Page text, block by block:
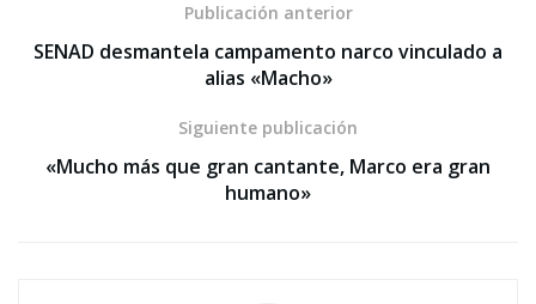
Publicación anterior
SENAD desmantela campamento narco vinculado a
alias «Macho»
Siguiente publicación
«Mucho más que gran cantante, Marco era gran
humano»